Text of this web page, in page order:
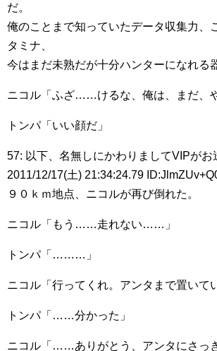
だ。
俺のことまで知っていたデータ収集力、
タミナ、
今はまだ未熟だが十分ハンターになれる
ニコル「ふざ……けるな、俺は、まだ、
トンパ「いい顔だ」
57: 以下、名無しにかわりましてVIPがお
2011/12/17(土) 21:34:24.79
９０ｋｍ地点、ニコルが再び倒れた。
ニコル「もう……走れない……」
トンパ「………」
ニコル「行ってくれ。アンタまで置いて
トンパ「……分かった」
ニコル「……ありがとう、アンタにさっ